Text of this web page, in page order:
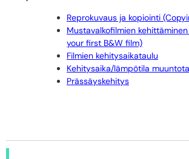
Reprokuvaus ja kopiointi
Mustavalkofilmien
your first B&W film)
Filmien kehitysaikataulu
Kehitysaika/lämpötila
Prässäyskehitys